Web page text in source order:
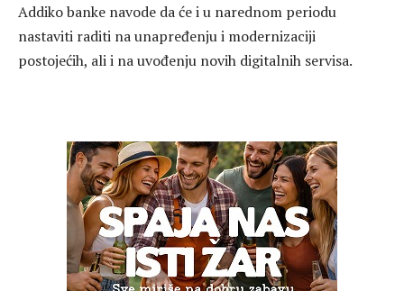
Addiko banke navode da će i u narednom periodu
nastaviti raditi na unapređenju i modernizaciji
postojećih, ali i na uvođenju novih digitalnih servisa.